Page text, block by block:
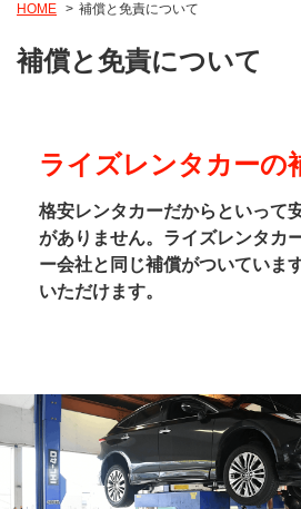
HOME 補償と免責について
補償と免責について
ライズレンタカーの
格安レンタカーだからといって
がありません。ライズレンタカ
ー会社と同じ補償がついていま
いただけます。